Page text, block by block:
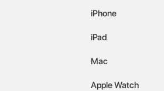
iPhone
iPad
Mac
Apple Watch